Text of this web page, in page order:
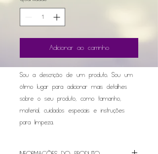
Adicionar ao carrinho
Sou a descrição de um produto. Sou um
ótimo lugar para adicionar mais detalhes
sobre o seu produto, como tamanho,
material, cuidados especiais e instruções
para limpeza.